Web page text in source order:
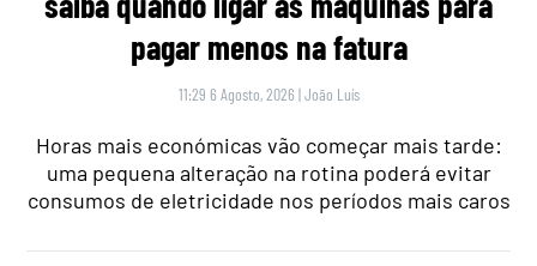
pagar menos na fatura
11:29 6 Agosto, 2026 |João Luís
Horas mais económicas vão começar mais tarde:
uma pequena alteração na rotina poderá evitar
consumos de eletricidade nos períodos mais caros